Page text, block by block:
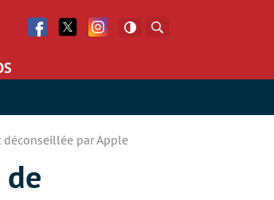
Facebook
Twitter Facebook
déconseillée par Apple